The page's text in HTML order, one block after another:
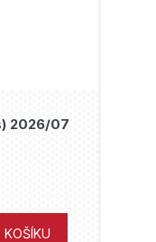
2026/07
KOŠÍKU